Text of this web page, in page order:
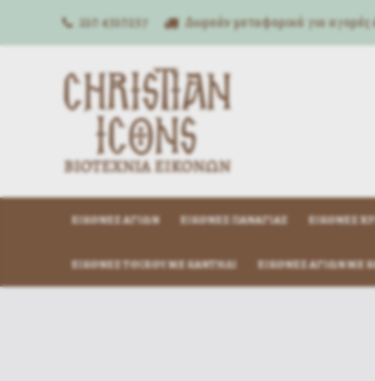
210 4310257 Δωρεάν μεταφορικά για
ΕΙΚΌΝΕΣ ΑΓΊΩΝ ΕΙΚΌΝΕΣ ΠΑΝΑΓΊΑΣ ΕΙΚΌΝΕΣ
ΕΙΚΌΝΕΣ ΤΟΊΧΟΥ ΜΕ ΚΑΝΤΉΛΙ ΕΙΚΌΝΕΣ ΑΓΊΩΝ ΜΕ